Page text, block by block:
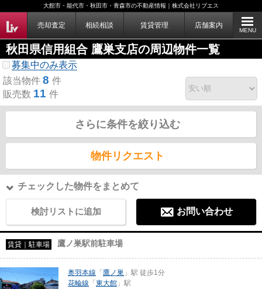
大館市・能代市・秋田市・青森市の不動産情報｜株式会社リブエス
売却査定 相続相談 賃貸管理 店舗案内
MENU
秋田県信用組合 鷹巣支店の周辺物件一覧
募集中のみ表示
該当物件 8 件
販売数 11 件
さらに条件を絞り込む
物件リクエスト
チェックした物件をまとめて
検討リストに追加 お問い合わせ
賃貸｜駐車場 鷹ノ巣駅前駐車場
奥羽本線 「 鷹ノ巣 」駅 徒歩1分
花輪線 「 東大館 」駅